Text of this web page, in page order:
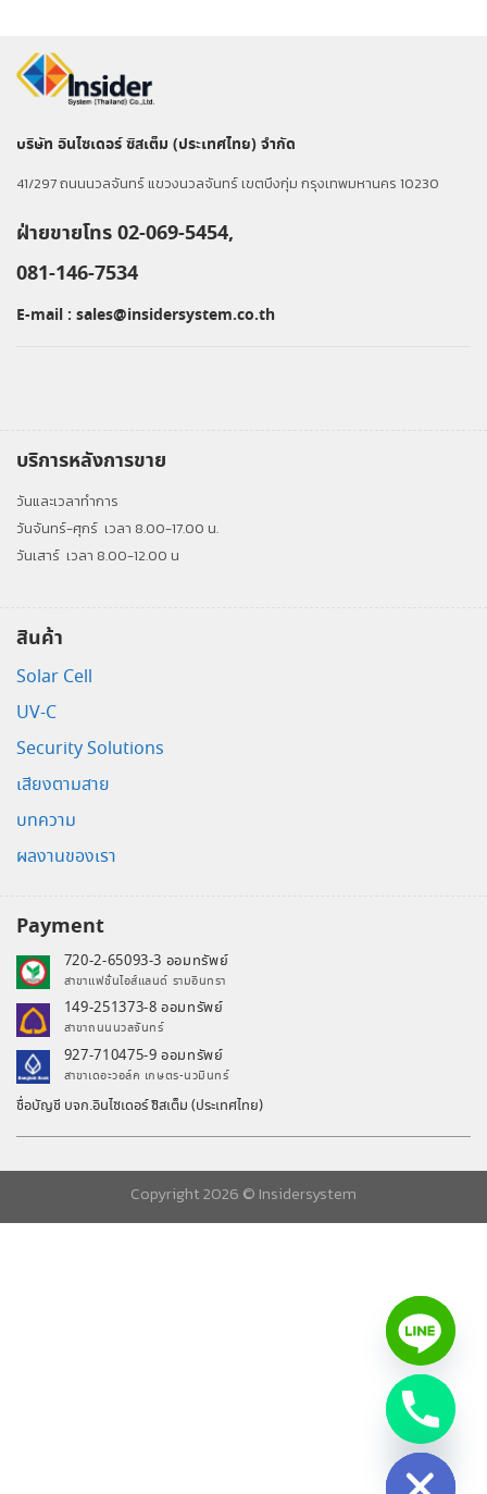
บริษัท อินไซเดอร์ ซิสเต็ม (ประเทศไทย) จำกัด
41/297 ถนนนวลจันทร์ แขวงนวลจันทร์ เขตบึงกุ่ม กรุงเทพมหานคร 10230
ฝ่ายขายโทร 02-069-5454,
081-146-7534
E-mail : sales@insidersystem.co.th
บริการหลังการขาย
วันและเวลาทำการ
วันจันทร์-ศุกร์ เวลา 8.00-17.00 น.
วันเสาร์ เวลา 8.00-12.00 น
สินค้า
Solar Cell
UV-C
Security Solutions
เสียงตามสาย
บทความ
ผลงานของเรา
Payment
720-2-65093-3 ออมทรัพย์
สาขาแฟชั่นไอส์แลนด์ รามอินทรา
149-251373-8 ออมทรัพย์
สาขาถนนนวลจันทร์
927-710475-9 ออมทรัพย์
สาขาเดอะวอล์ค เกษตร-นวมินทร์
ชื่อบัญชี บจก.อินไซเดอร์ ซิสเต็ม (ประเทศไทย)
Copyright 2026 © Insidersystem
Hide
chaty